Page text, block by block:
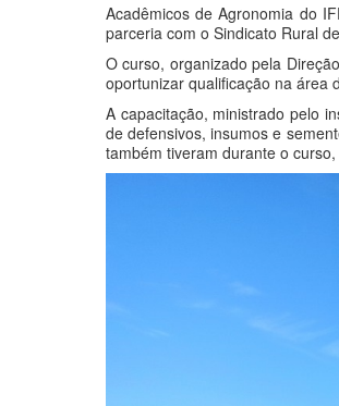
Acadêmicos de Agronomia do
parceria com o Sindicato Rural
O curso, organizado pela
oportunizar qualificação na área
A capacitação, ministrado pelo
de defensivos, insumos e
também tiveram durante o